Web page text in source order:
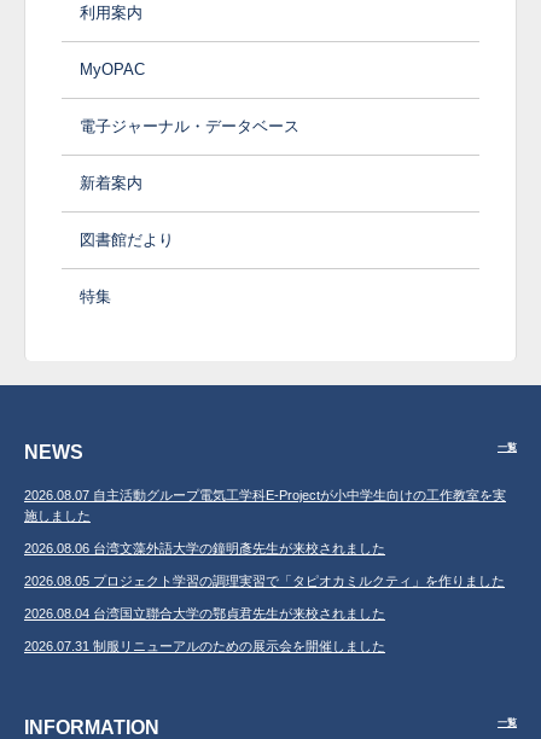
利用案内
MyOPAC
電子ジャーナル・データベース
新着案内
図書館だより
特集
NEWS 一覧
2026.08.07 自主活動グループ電気工学科E-Projectが小中学生向けの工作教室を実
施しました
2026.08.06 台湾文藻外語大学の鐘明彥先生が来校されました
2026.08.05 プロジェクト学習の調理実習で「タピオカミルクティ」を作りました
2026.08.04 台湾国立聯合大学の鄂貞君先生が来校されました
2026.07.31 制服リニューアルのための展示会を開催しました
INFORMATION 一覧